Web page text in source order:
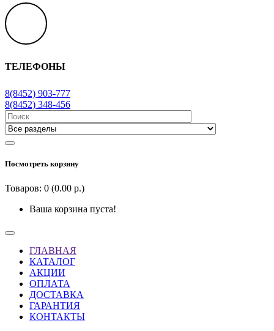
ТЕЛЕФОНЫ
8(8452) 903-777
8(8452) 348-456
Посмотреть корзину
Товаров: 0 (0.00 р.)
Ваша корзина пуста!
ГЛАВНАЯ
КАТАЛОГ
АКЦИИ
ОПЛАТА
ДОСТАВКА
ГАРАНТИЯ
КОНТАКТЫ